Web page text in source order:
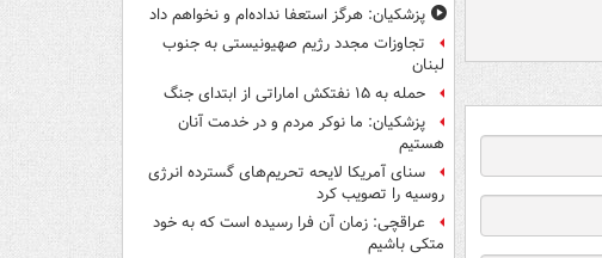
پزشکیان: هرگز استعفا نداده‌ام و نخواهم داد
تجاوزات مجدد رژیم صهیونیستی به جنوب
لبنان
حمله به ۱۵ نفتکش‌ اماراتی از ابتدای جنگ
پزشکیان: ما نوکر مردم و در خدمت آنان
هستیم
سنای آمریکا لایحه تحریم‌های گسترده انرژی
روسیه را تصویب کرد
عراقچی: زمان آن فرا رسیده است که به خود
متکی باشیم